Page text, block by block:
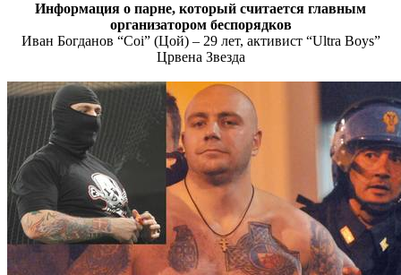
Информация о парне, который считается главным
организатором беспорядков
Иван Богданов “Coi” (Цой) – 29 лет, активист “Ultra Boys”
Црвена Звезда